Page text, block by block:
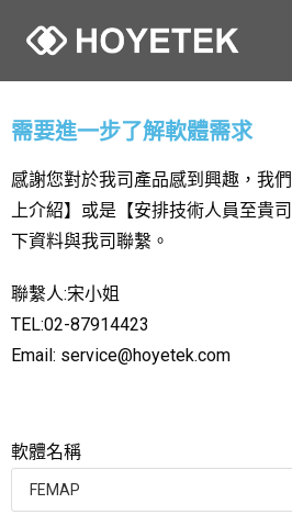
需要進一步了解軟體需求
感謝您對於我司產品感到興趣，我
上介紹】 或是 【安排技術人員至貴
下資料與我司聯繫。
聯繫人:宋小姐
TEL:02-87914423
Email: service@hoyetek.com
軟體名稱